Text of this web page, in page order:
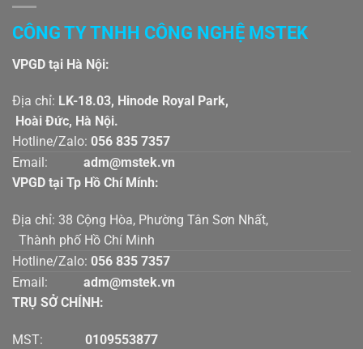
CÔNG TY TNHH CÔNG NGHỆ MSTEK
VPGD tại Hà Nội:
Địa chỉ: LK-18.03, Hinode Royal Park,
Hoài Đức, Hà Nội.
Hotline/Zalo: 056 835 7357
Email:
adm@mstek.vn
VPGD tại Tp Hồ Chí Mính:
Địa chỉ: 38 Cộng Hòa, Phường Tân Sơn Nhất,
Thành phố Hồ Chí Minh
Hotline/Zalo: 056 835 7357
Email:
adm@mstek.vn
TRỤ SỞ CHÍNH:
MST: 0109553877